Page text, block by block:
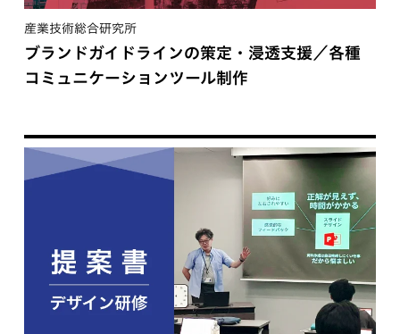
産業技術総合研究所
ブランドガイドラインの策定・浸透支援／各種
コミュニケーションツール制作